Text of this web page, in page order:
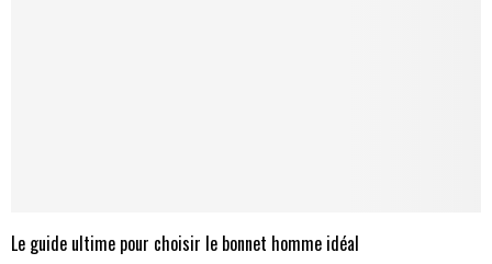
Le guide ultime pour choisir le bonnet homme idéal